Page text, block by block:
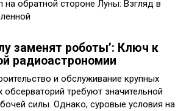
заменят роботы’: Ключ к
радиоастрономии
и обслуживание крупных
обсерваторий требуют значительной
силы. Однако, суровые условия на